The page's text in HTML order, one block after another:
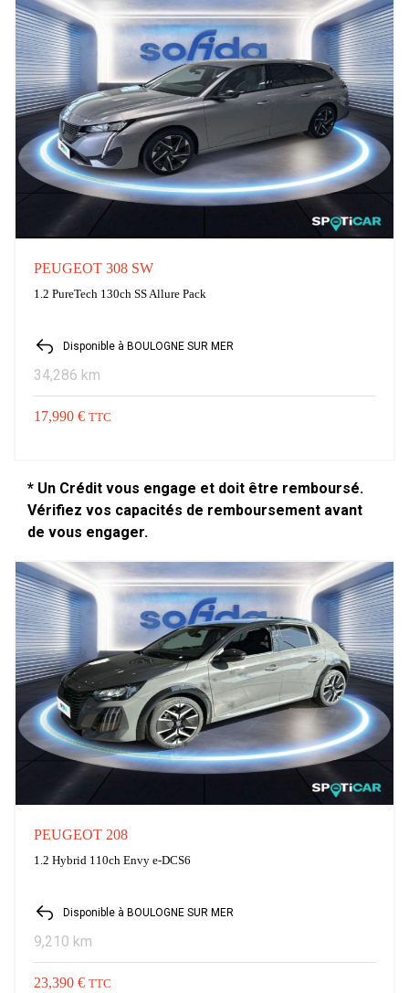
PEUGEOT 308 SW
1.2 PureTech 130ch SS Allure Pack
Disponible à BOULOGNE SUR MER
34,286 km
17,990 € TTC
* Un Crédit vous engage et doit être remboursé.
Vérifiez vos capacités de remboursement avant
de vous engager.
PEUGEOT 208
1.2 Hybrid 110ch Envy e-DCS6
Disponible à BOULOGNE SUR MER
9,210 km
23,390 € TTC